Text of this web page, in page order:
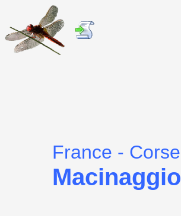
France - Corse
Macinaggio